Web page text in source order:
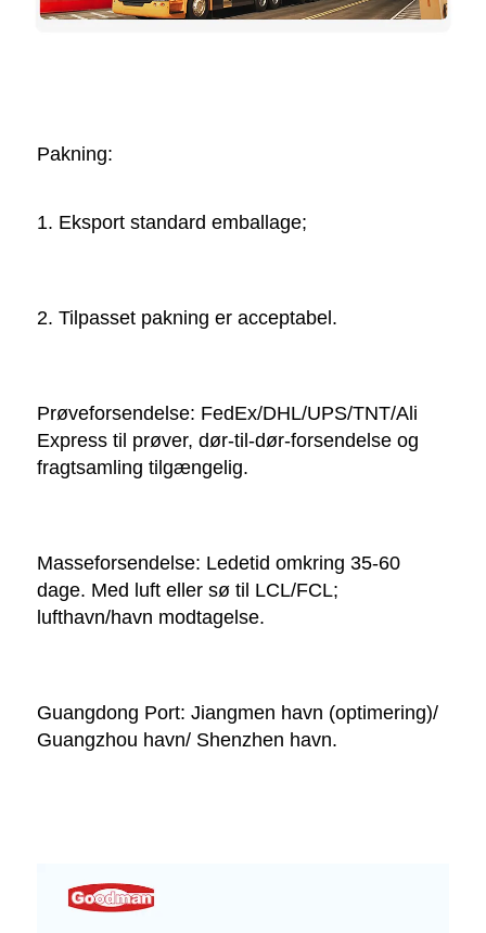
Pakning:
1. Eksport standard emballage;
2. Tilpasset pakning er acceptabel.
Prøveforsendelse: FedEx/DHL/UPS/TNT/Ali
Express til prøver, dør-til-dør-forsendelse og
fragtsamling tilgængelig.
Masseforsendelse: Ledetid omkring 35-60
dage. Med luft eller sø til LCL/FCL;
lufthavn/havn modtagelse.
Guangdong Port: Jiangmen havn (optimering)/
Guangzhou havn/ Shenzhen havn.